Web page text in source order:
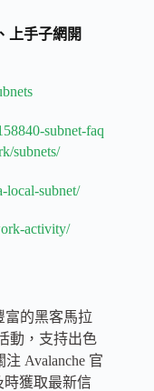
上手子網開
subnet-faq
subnets/
local-subnet/
activity/
富的黑客馬拉
動，支持出色
Avalanche 官
時獲取最新信